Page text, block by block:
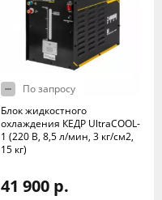
По запросу
Блок жидкостного
охлаждения КЕДР UltraCOOL-
1 (220 В, 8,5 л/мин, 3 кг/см2,
15 кг)
41 900 р.